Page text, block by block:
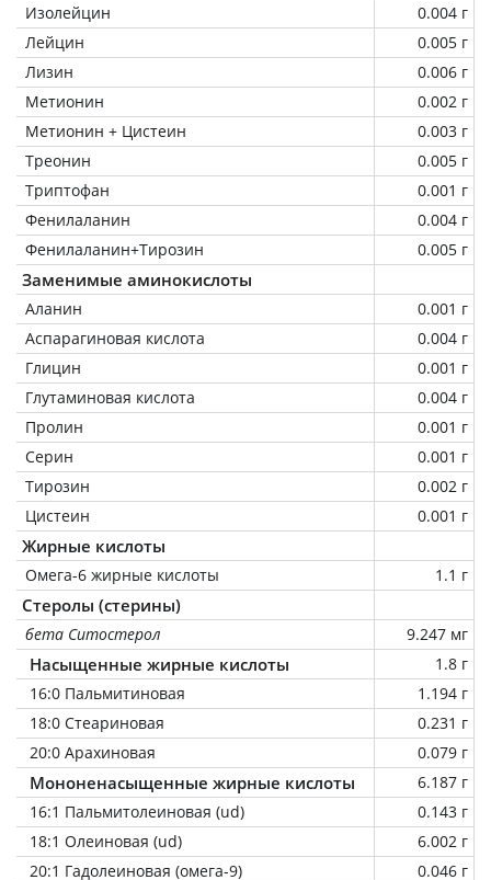
Изолейцин
0.004 г
Лейцин
0.005 г
Лизин
0.006 г
Метионин
0.002 г
Метионин + Цистеин
0.003 г
Треонин
0.005 г
Триптофан
0.001 г
Фенилаланин
0.004 г
Фенилаланин+Тирозин
0.005 г
Заменимые аминокислоты
Аланин
0.001 г
Аспарагиновая кислота
0.004 г
Глицин
0.001 г
Глутаминовая кислота
0.004 г
Пролин
0.001 г
Серин
0.001 г
Тирозин
0.002 г
Цистеин
0.001 г
Жирные кислоты
Омега-6 жирные кислоты 1.1 г
Стеролы (стерины)
бета Ситостерол 9.247 мг
Насыщенные жирные кислоты
1.8 г
16:0 Пальмитиновая
1.194 г
18:0 Стеариновая
0.231 г
20:0 Арахиновая
0.079 г
Мононенасыщенные жирные кислоты
6.187 г
16:1 Пальмитолеиновая (ud)
0.143 г
18:1 Олеиновая (ud)
6.002 г
20:1 Гадолеиновая (омега-9)
0.046 г